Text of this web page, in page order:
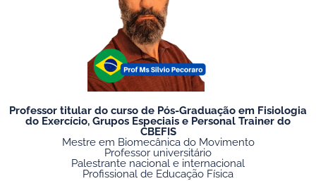
Professor titular do curso de Pós-Graduação em Fisiologia
do Exercício, Grupos Especiais e Personal Trainer do
CBEFIS
Mestre em Biomecânica do Movimento
Professor universitário
Palestrante nacional e internacional
Profissional de Educação Física